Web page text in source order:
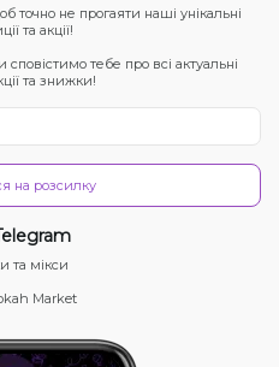
не прогаяти наші унікальні
та акції!
тебе про всі актуальні
та знижки!
на розсилку
та мікси
Market